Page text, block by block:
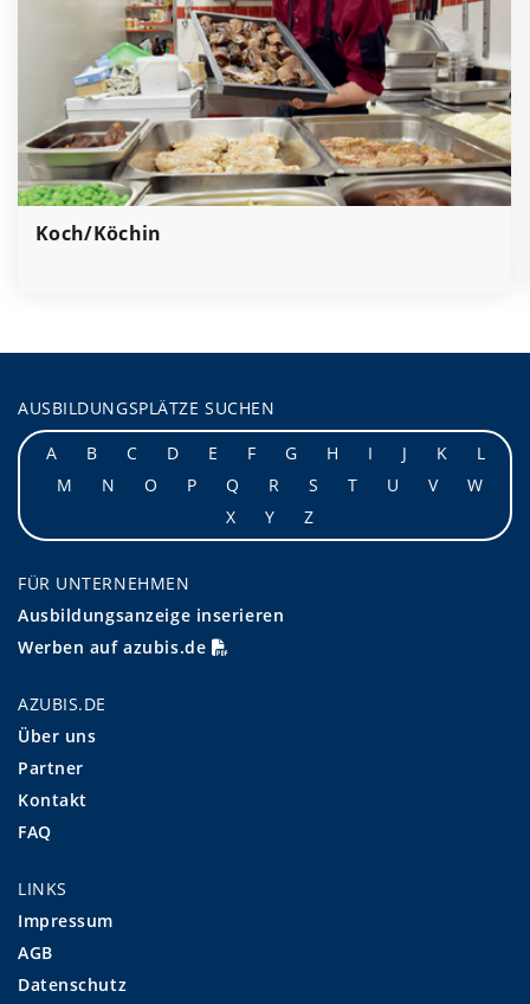
Koch/Köchin
AUSBILDUNGSPLÄTZE SUCHEN
A
B C D E F G H I J K
L
M
N O P Q R S T U V
W
X
Y Z
FÜR UNTERNEHMEN
Ausbildungsanzeige inserieren
Werben auf azubis.de
AZUBIS.DE
Über uns
Partner
Kontakt
FAQ
LINKS
Impressum
AGB
Datenschutz